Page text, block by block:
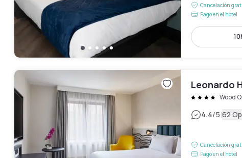
Cancelación
Pago en el hotel
Leonardo
Wood
4.4/5|62
Cancelación
Pago en el hotel